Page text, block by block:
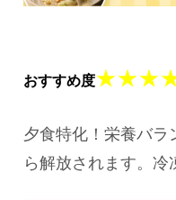
おすすめ度
夕食特化！栄養バラ
ら解放されます。冷